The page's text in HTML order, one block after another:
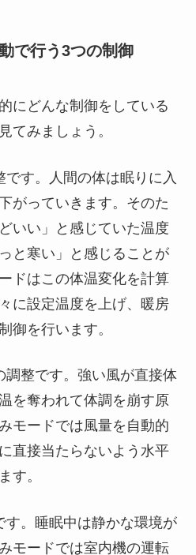
で行う3つの制御
にどんな制御をしている
てみましょう。
す。人間の体は眠りに入
がっていきます。そのた
いい」と感じていた温度
と寒い」と感じることが
ドはこの体温変化を計算
に設定温度を上げ、暖房
御を行います。
調整です。強い風が直接体
を奪われて体調を崩す原
モードでは風量を自動的
直接当たらないよう水平
す。
す。睡眠中は静かな環境が
モードでは室内機の運転